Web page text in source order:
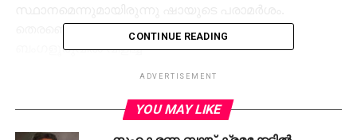
തെരഞ്ഞെടുപ്പ് പ്രചരണത്തിന്റെ ഭാഗമായി
ബംഗളൂരുവില്‍ വിളിച്ച
മുഖ്യമന്ത്രി സിദ്ധരാമയ്യയുടെ പേരിനു പകരം
യെദ്യൂരപ്പയുടെ പേര് കയറി വന്നത് അമിത് ഷായേയും
CONTINUE READING
ADVERTISEMENT
YOU MAY LIKE